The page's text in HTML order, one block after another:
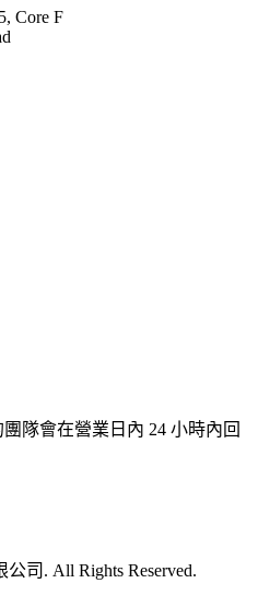
Core F
隊會在營業日內 24 小時內回
司. All Rights Reserved.